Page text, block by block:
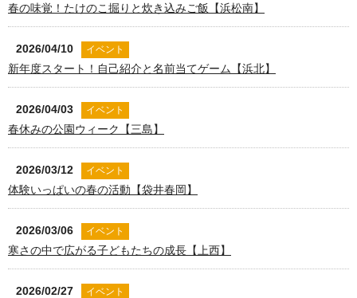
春の味覚！たけのこ掘りと炊き込みご飯【浜松南】
2026/04/10 イベント
新年度スタート！自己紹介と名前当てゲーム【浜北】
2026/04/03 イベント
春休みの公園ウィーク【三島】
2026/03/12 イベント
体験いっぱいの春の活動【袋井春岡】
2026/03/06 イベント
寒さの中で広がる子どもたちの成長【上西】
2026/02/27 イベント